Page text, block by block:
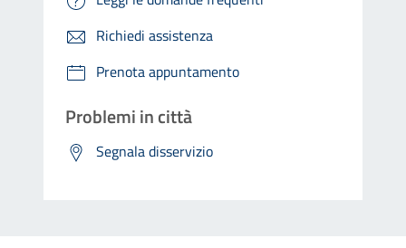
Richiedi assistenza
Prenota appuntamento
Problemi in città
Segnala disservizio